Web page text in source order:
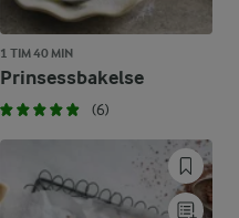
1 TIM 40 MIN
Prinsessbakelse
(6)